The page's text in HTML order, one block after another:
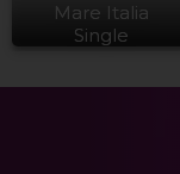
Mare Italia
Single